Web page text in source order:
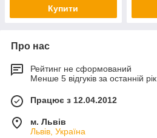
Купити
Про нас
Рейтинг не сформований
Менше 5 відгуків за останній рік
Працює з 12.04.2012
м. Львів
Львів, Україна